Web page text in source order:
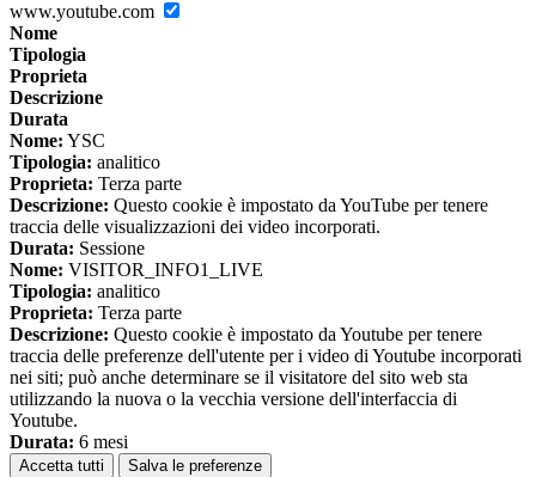
www.youtube.com
Nome
Tipologia
Proprieta
Descrizione
Durata
Nome: YSC
Tipologia: analitico
Proprieta: Terza parte
Descrizione: Questo cookie è impostato da YouTube per tenere
traccia delle visualizzazioni dei video incorporati.
Durata: Sessione
Nome: VISITOR_INFO1_LIVE
Tipologia: analitico
Proprieta: Terza parte
Descrizione: Questo cookie è impostato da Youtube per tenere
traccia delle preferenze dell'utente per i video di Youtube incorporati
nei siti; può anche determinare se il visitatore del sito web sta
utilizzando la nuova o la vecchia versione dell'interfaccia di
Youtube.
Durata: 6 mesi
Accetta tutti Salva le preferenze